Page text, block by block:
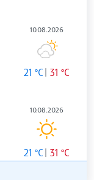
10.08.2026
21 °C 31 °C
10.08.2026
21 °C 31 °C